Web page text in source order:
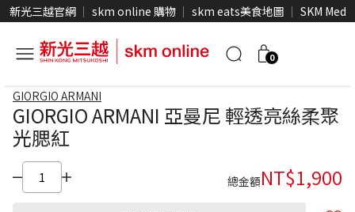
新光三越官網 skm online 購物 skm eats美食地圖 SKM Media
0
GIORGIO ARMANI
GIORGIO ARMANI 亞曼尼 輕透亮絲柔聚
光腮紅
總金額NT$1,900